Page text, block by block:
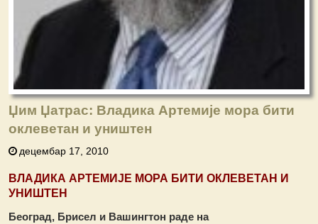
Џим Џатрас: Владика Артемије мора бити
оклеветан и уништен
децембар 17, 2010
ВЛАДИКА АРТЕМИЈЕ МОРА БИТИ ОКЛЕВЕТАН И
УНИШТЕН
Београд, Брисел и Вашингтон раде на